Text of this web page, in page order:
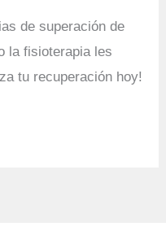
de superación de
la fisioterapia les
tu recuperación hoy!